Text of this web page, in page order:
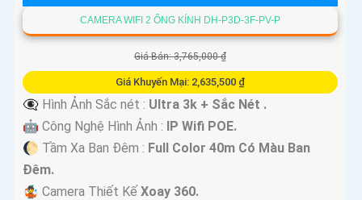
CAMERA WIFI 2 ỐNG KÍNH DH-P3D-3F-PV-P
Giá Bán: 3,765,000 ₫
Giá Khuyến Mại: 2,635,500 ₫
👁️‍🗨 Hình Ảnh Sắc nét : Ultra 3k + Sắc Nét .
🤖️ Công Nghệ Hình Ảnh : IP Wifi POE.
🌔 Tầm Xa Ban Đêm : Full Color 40m Có Màu Ban
Ðêm.
🤹 Camera Thiết Kế Xoay 360.